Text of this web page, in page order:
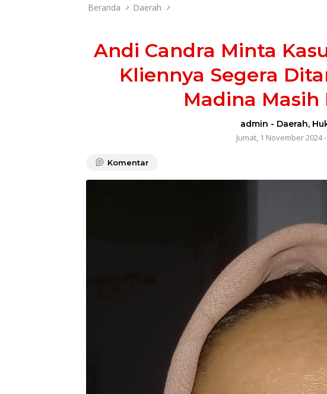
Beranda Daerah
Andi Candra Minta
Kliennya Segera
Madina Masih
admin - Daerah,
Jumat, 1 November 2024
Komentar